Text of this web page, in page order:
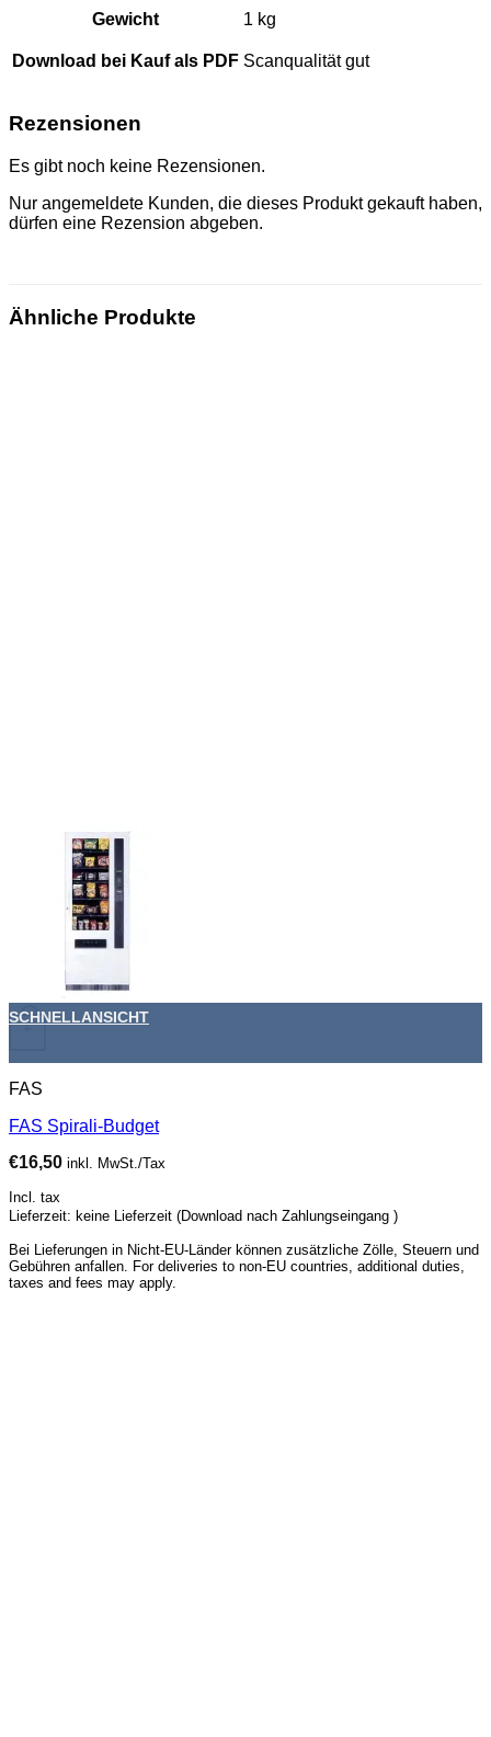
Gewicht 1 kg
Download bei Kauf als PDF Scanqualität gut
Rezensionen
Es gibt noch keine Rezensionen.
Nur angemeldete Kunden, die dieses Produkt gekauft haben,
dürfen eine Rezension abgeben.
Ähnliche Produkte
+
SCHNELLANSICHT
FAS
FAS Spirali-Budget
€16,50 inkl. MwSt./Tax
Incl. tax
Lieferzeit: keine Lieferzeit (Download nach Zahlungseingang )
Bei Lieferungen in Nicht-EU-Länder können zusätzliche Zölle, Steuern und
Gebühren anfallen. For deliveries to non-EU countries, additional duties,
taxes and fees may apply.